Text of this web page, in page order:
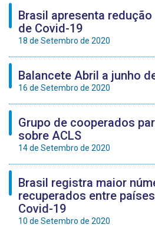
Brasil apresenta
de Covid-19
18 de Setembro de 2020
Balancete Abril a junho
16 de Setembro de 2020
Grupo de cooperados
sobre ACLS
14 de Setembro de 2020
Brasil registra maior
recuperados entre
Covid-19
10 de Setembro de 2020